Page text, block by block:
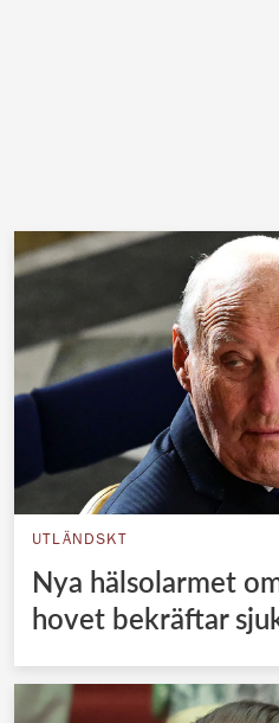
UTLÄNDSKT
Nya hälsolarmet
hovet bekräftar